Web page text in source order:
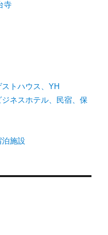
寺
トハウス、YH
ネスホテル、民宿、保
施設